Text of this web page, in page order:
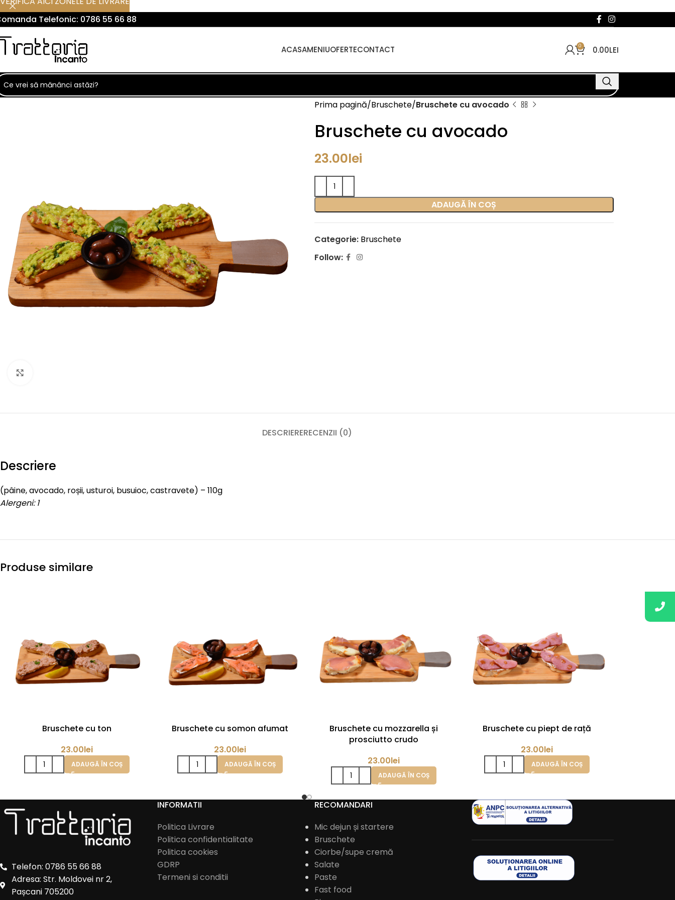
Telefonic: 0786 55 66 88
ACASAMENIUOFERTECONTACT 0 0.00LEI
Prima pagină Bruschete Bruschete cu avocado
Bruschete cu avocado
23.00lei
ADAUGĂ ÎN COȘ
Categorie: Bruschete
Follow:
DESCRIERERECENZII (0)
Descriere
(pâine, avocado, roșii, usturoi, busuioc, castravete) – 110g
Alergeni: 1
Produse similare
Bruschete cu ton
23.00lei
ADAUGĂ ÎN COȘ
Bruschete cu somon afumat
23.00lei
ADAUGĂ ÎN COȘ
Bruschete cu mozzarella și
prosciutto crudo
23.00lei
ADAUGĂ ÎN COȘ
Bruschete cu piept de rață
23.00lei
ADAUGĂ ÎN COȘ
Telefon: 0786 55 66 88
Adresa: Str. Moldovei nr 2,
Pașcani 705200
INFORMATII
Politica Livrare
Politica confidentialitate
Politica cookies
GDRP
Termeni si conditii
RECOMANDARI
Mic dejun și startere
Bruschete
Ciorbe/supe cremă
Salate
Paste
Fast food